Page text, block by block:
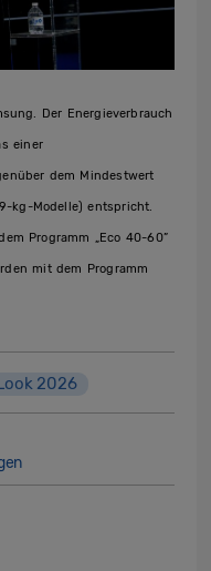
Der Energieverbrauch
einer
dem Mindestwert
kg-Modelle) entspricht.
Programm „Eco 40-60”
mit dem Programm
2026